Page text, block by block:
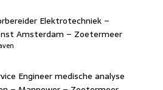
Elektrotechniek –
Amsterdam – Zoetermeer
Engineer medische analyse